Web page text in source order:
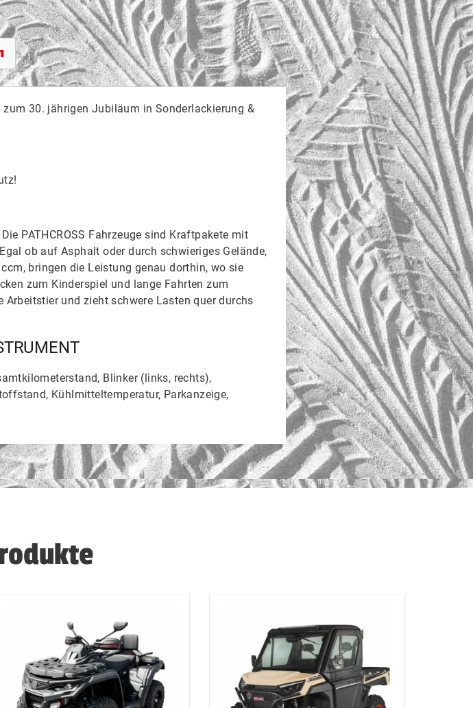
30. jährigen Jubiläum in Sonderlackierung &
PATHCROSS Fahrzeuge sind Kraftpakete mit
ob auf Asphalt oder durch schwieriges Gelände,
bringen die Leistung genau dorthin, wo sie
zum Kinderspiel und lange Fahrten zum
und zieht schwere Lasten quer durchs
Blinker (links, rechts),
Kühlmitteltemperatur, Parkanzeige,